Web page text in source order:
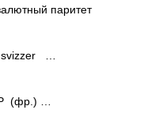
паритет
svizzer …
(фр.) …